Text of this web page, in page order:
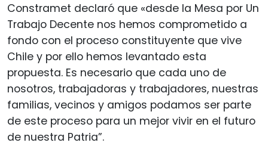
Constramet declaró que «desde la Mesa por Un
Trabajo Decente nos hemos comprometido a
fondo con el proceso constituyente que vive
Chile y por ello hemos levantado esta
propuesta. Es necesario que cada uno de
nosotros, trabajadoras y trabajadores, nuestras
familias, vecinos y amigos podamos ser parte
de este proceso para un mejor vivir en el futuro
de nuestra Patria”.